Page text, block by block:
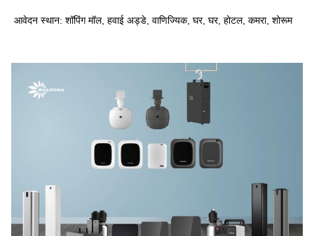
आवेदन स्थान: शॉपिंग मॉल, हवाई अड्डे, वाणिज्यिक, घर, घर, होटल, कमरा, शोरूम